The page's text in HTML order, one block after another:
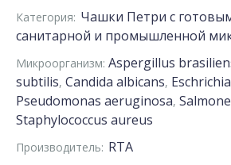
Категория: Чашки Петри с
санитарной и промышленной
Микроорганизм: Aspergillus
subtilis, Candida albicans,
Pseudomonas aeruginosa,
Staphylococcus aureus
Производитель: RTA